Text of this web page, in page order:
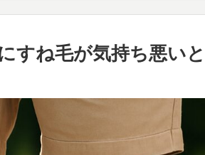
ね毛が気持ち悪いと